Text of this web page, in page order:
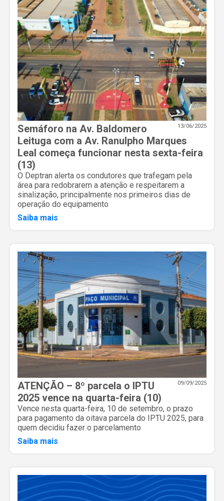
13/06/2025
Semáforo na Av. Baldomero
Leituga com a Av. Ranulpho Marques
Leal começa funcionar nesta sexta-feira
(13)
O Deptran alerta os condutores que trafegam pela
área para redobrarem a atenção e respeitarem a
sinalização, principalmente nos primeiros dias de
operação do equipamento
Saiba mais
09/09/2025
ATENÇÃO – 8º parcela o IPTU
2025 vence na quarta-feira (10)
Vence nesta quarta-feira, 10 de setembro, o prazo
para pagamento da oitava parcela do IPTU 2025, para
quem decidiu fazer o parcelamento
Saiba mais